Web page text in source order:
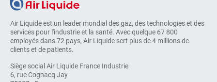
Air Liquide est un leader mondial des gaz, des technologies et des
services pour l'industrie et la santé. Avec quelque 67 800
employés dans 72 pays, Air Liquide sert plus de 4 millions de
clients et de patients.
Siège social Air Liquide France Industrie
6, rue Cognacq Jay